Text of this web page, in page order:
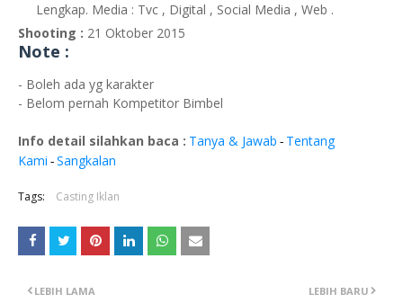
Lengkap. Media : Tvc , Digital , Social Media , Web .
Shooting : 21 Oktober 2015
Note :
- Boleh ada yg karakter
- Belom pernah Kompetitor Bimbel
Info detail silahkan baca : Tanya & Jawab - Tentang
Kami - Sangkalan
Tags: Casting Iklan
LEBIH BARU
LEBIH LAMA